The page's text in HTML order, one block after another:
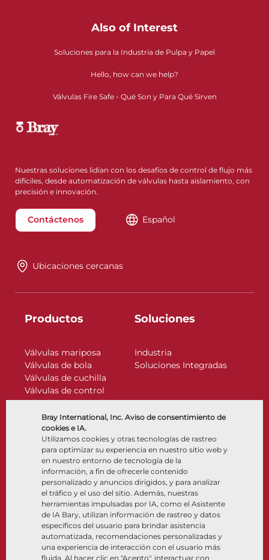
Bray International, Inc. Aviso de consentimiento de
cookies e IA.
Utilizamos cookies y otras tecnologías de rastreo
para optimizar su experiencia en nuestro sitio web y
en nuestro entorno de tecnología de la
información, a fin de ofrecerle contenido
personalizado y anuncios dirigidos, y para analizar
el tráfico y el uso del sitio. Además, nuestras
herramientas impulsadas por IA, como el Asistente
de IA Bary, utilizan información de rastreo y datos
específicos del usuario para brindar asistencia
automatizada, recomendaciones personalizadas y
una experiencia de interacción con el usuario más
fluida. Al hacer clic en "Acepto", interactuar con
Also of Interest
Soluciones para la Industria de Pulpa y Papel
Hello, how can we help?
Válvulas Fire Safe - Qué Son y Para Qué Sirven
Nuestras soluciones lidian con los desafíos de control de flujo más
difíciles, desde automatización de válvulas hasta aislamiento, con
precisión e innovación.
Contáctenos Español
Ubicaciones cercanas
Productos
Válvulas mariposa
Válvulas de bola
Válvulas de cuchilla
Válvulas de control
Válvulas de retención
Actuadores
Accesorios de control
Criogénico
Soluciones
Industria
Soluciones Integradas
Compañía
Nosotros
Ubicaciones
Asociación
Sostenibilidad
Portal del cliente
Recursos
Documentos
Centro de información
Software
Selección de materiales